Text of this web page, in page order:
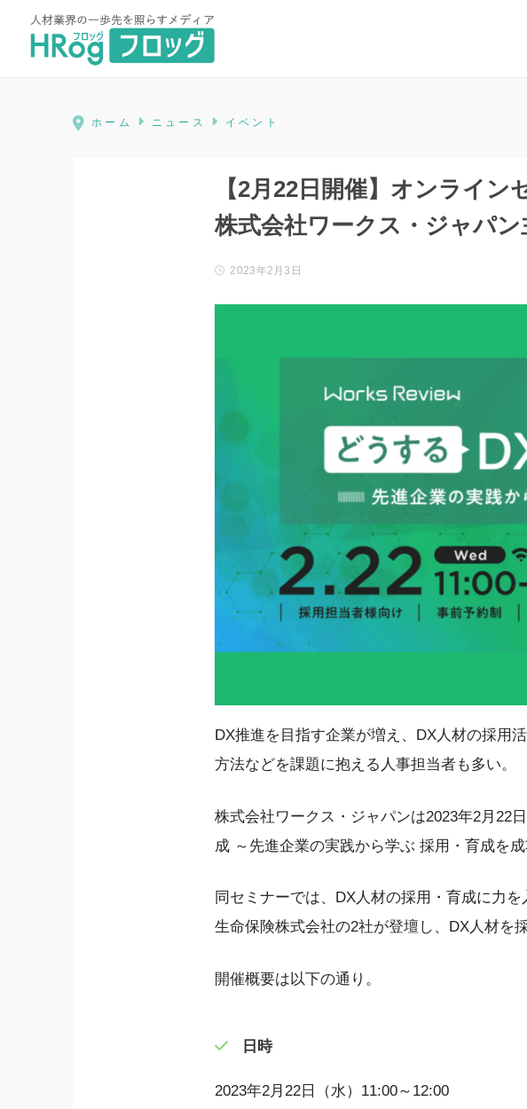
HRog | 人材業界の一歩先を照らすメディア
ホーム ニュース イベント
【2月22日開催】オンライン
株式会社ワークス・ジャパン
2023年2月3日
DX推進を目指す企業が増え、DX人材の採用
方法などを課題に抱える人事担当者も多い。
株式会社ワークス・ジャパンは2023年2月22
成 ～先進企業の実践から学ぶ 採用・育成を
同セミナーでは、DX人材の採用・育成に力
生命保険株式会社の2社が登壇し、DX人材を
開催概要は以下の通り。
日時
2023年2月22日（水）11:00～12:00